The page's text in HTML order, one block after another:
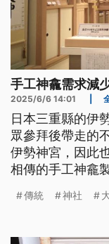
手工神龕需求減
2025/6/6 14:01
日本三重縣的伊
眾參拜後帶走的
伊勢神宮，因此
相傳的手工神龕
空間，甚至面臨
傳統 神社